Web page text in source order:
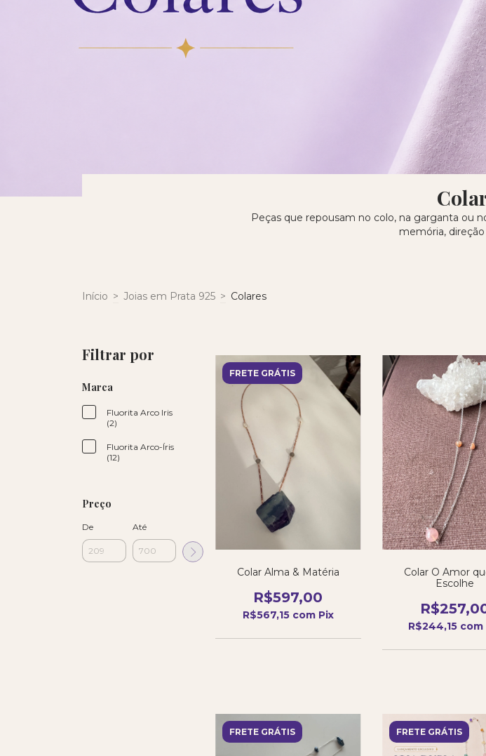
Peças que repousam no colo, na garganta ou
memória,
Início > Joias em Prata 925 > Colares
Filtrar por
Marca
Fluorita Arco Iris
(2)
Fluorita Arco-Íris
(12)
Preço
De Até
FRETE GRÁTIS
Colar Alma & Matéria
R$597,00
R$567,15 com Pix
Colar O Amor
Escolhe
R$244,15 com
FRETE GRÁTIS FRETE GRÁTIS